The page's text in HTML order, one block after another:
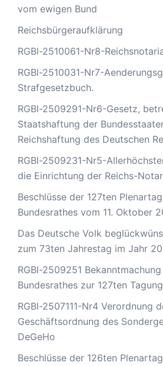
vom ewigen Bund
Reichsbürgeraufklärung
RGBl-2510061-Nr8-
RGBl-2510031-Nr7-
Strafgesetzbuch.
RGBl-2509291-Nr6-Gesetz,
Staatshaftung der
Reichshaftung des Deutschen
RGBl-2509231-Nr5-
die Einrichtung der Reichs-
Beschlüsse der 127ten
Bundesrathes vom 11. Oktober
Das Deutsche Volk
zum 73ten Jahrestag im Jahr
RGBl-2509251
Bundesrathes zur 127ten Tagung
RGBl-2507111-Nr4 Verordnung
Geschäftsordnung des
DeGeHo
Beschlüsse der 126ten